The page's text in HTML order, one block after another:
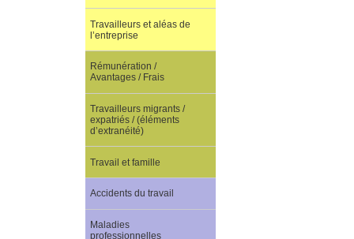
Travailleurs et aléas de
l’entreprise
Rémunération /
Avantages / Frais
Travailleurs migrants /
expatriés / (éléments
d’extranéité)
Travail et famille
Accidents du travail
Maladies
professionnelles